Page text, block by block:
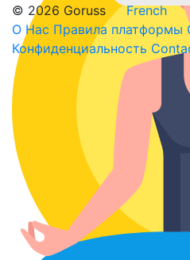
© 2026 Goruss
French
О Нас Правила платформы
Конфиденциальность